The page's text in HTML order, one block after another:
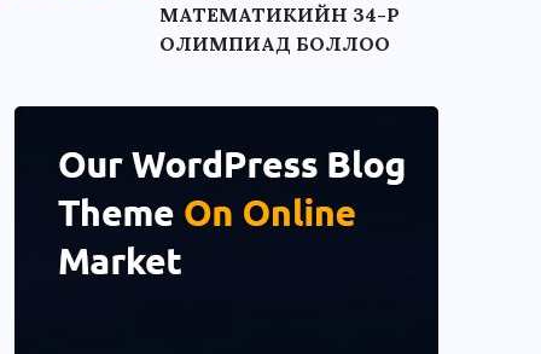
МАТЕМАТИКИЙН 34-Р
ОЛИМПИАД БОЛЛОО